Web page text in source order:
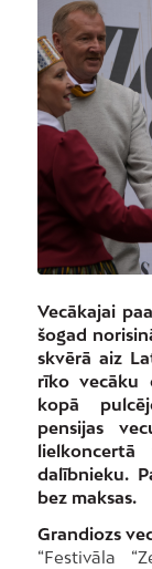
Vecākajai
šogad
skvērā aiz
rīko vecāku
kopā
pensijas
dalībnieku.
bez maksas.
Grandiozs
“Festivāla